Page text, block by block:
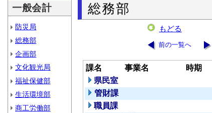
一般会計
防災局
総務部
企画部
文化観光局
福祉保健部
生活環境部
商工労働部
総務部
もどる
前の一覧へ
課名 事業名 時期
県民室
管財課
職員課